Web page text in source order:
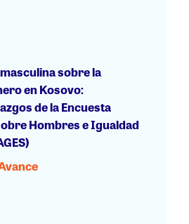
sobre la
en Kosovo:
de la Encuesta
Hombres e Igualdad